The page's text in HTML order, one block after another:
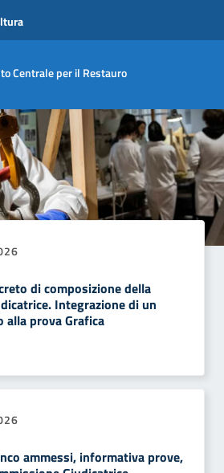
Centrale per il Restauro
di composizione della
Integrazione di un
alla prova Grafica
ammessi, informativa prove,